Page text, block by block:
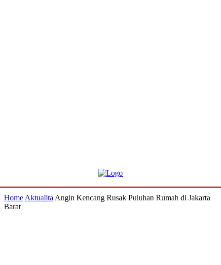
Home Aktualita Angin Kencang Rusak Puluhan Rumah di Jakarta
Barat